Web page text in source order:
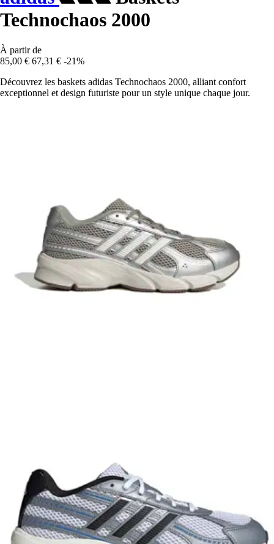
Technochaos 2000
À partir de
85,00 € 67,31 € -21%
Découvrez les baskets adidas Technochaos 2000, alliant confort
exceptionnel et design futuriste pour un style unique chaque jour.